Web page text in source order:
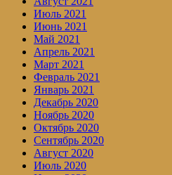
Июль 2021
Июнь 2021
Май 2021
Апрель 2021
Март 2021
Февраль 2021
Январь 2021
Декабрь 2020
Ноябрь 2020
Октябрь 2020
Сентябрь 2020
Август 2020
Июль 2020